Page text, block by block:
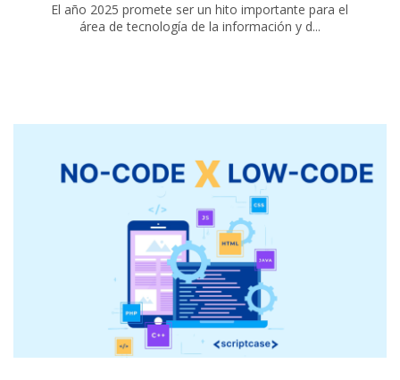
El año 2025 promete ser un hito importante para el
área de tecnología de la información y d...